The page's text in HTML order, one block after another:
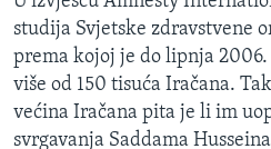
studija Svjetske zdravstvene
prema kojoj je do lipnja
više od 150 tisuća Iračana.
većina Iračana pita je li im
svrgavanja Saddama